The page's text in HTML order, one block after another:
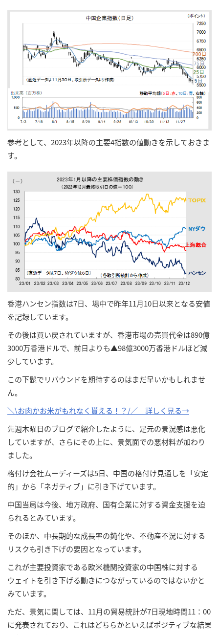
参考として、2023年以降の主要4指数の値動きを示しておきま
す。
香港ハンセン指数は7日、場中で昨年11月10日以来となる安値
を記録しています。
その後は買い戻されていますが、香港市場の売買代金は890億
3000万香港ドルで、前日よりも▲98億3000万香港ドルほど減
少しています。
この下髭でリバウンドを期待するのはまだ早いかもしれませ
ん。
＼\お肉かお米がもれなく貰える！？/／ 詳しく見る→
先週木曜日のブログで紹介したように、足元の景況感は悪化
していますが、さらにその上に、景気面での悪材料が加わり
ました。
格付け会社ムーディーズは5日、中国の格付け見通しを「安定
的」から「ネガティブ」に引き下げています。
中国当局は今後、地方政府、国有企業に対する資金支援を迫
られるとみています。
そのほか、中長期的な成長率の鈍化や、不動産不況に対する
リスクも引き下げの要因となっています。
これが主要投資家である欧米機関投資家の中国株に対する
ウェイトを引き下げる動きにつながっているのではないかと
みています。
ただ、景気に関しては、11月の貿易統計が7日現地時間11：00
に発表されており、これはどちらかといえばポジティブな結果